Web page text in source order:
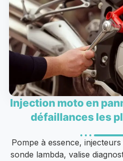
Injection moto en
défaillances les
Pompe à essence,
sonde lambda, valise